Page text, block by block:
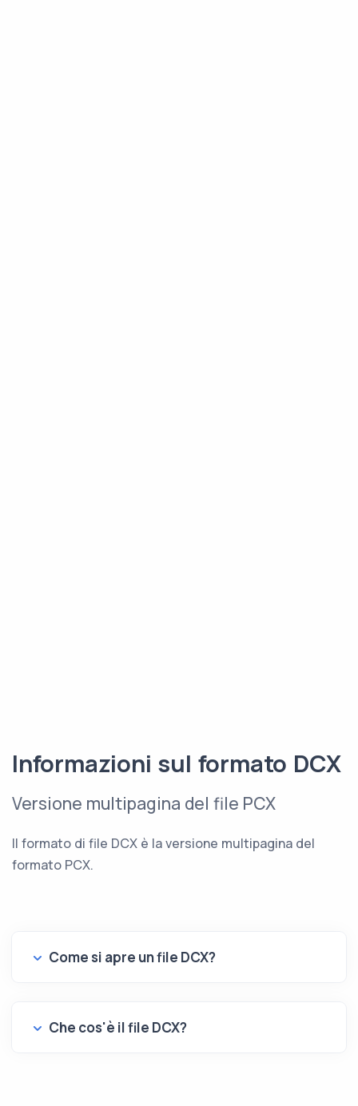
Informazioni sul formato DCX
Versione multipagina del file PCX
Il formato di file DCX è la versione multipagina del
formato PCX.
Come si apre un file DCX?
Che cos'è il file DCX?